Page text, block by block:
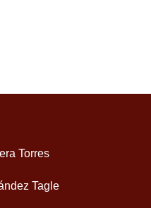
Torres
Tagle